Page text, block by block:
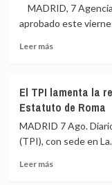
al
auxilio
Gobierno»
relación
de
de
Colombia
antes
de
la
toma
posesión
MADRID, 7
aprobado este
Leer másLeer
Senado
de
EEUU
aprueba
proyecto
El TPI lamenta la
Estatuto de Roma
MADRID 7 Ago.
(TPI), con sede en
Leer másLeer